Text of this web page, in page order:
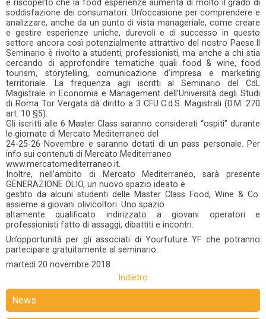
è riscoperto che la food esperienze aumenta di molto il grado di
soddisfazione dei consumatori. Un’occasione per comprendere e
analizzare, anche da un punto di vista manageriale, come creare
e gestire esperienze uniche, durevoli e di successo in questo
settore ancora così potenzialmente attrattivo del nostro Paese.Il
Seminario è rivolto a studenti, professionisti, ma anche a chi stia
cercando di approfondire tematiche quali food & wine, food
tourism, storytelling, comunicazione d’impresa e marketing
territoriale. La frequenza agli iscritti al Seminario del CdL
Magistrale in Economia e Management dell’Università degli Studi
di Roma Tor Vergata dà diritto a 3 CFU C.d.S. Magistrali (D.M. 270
art. 10 §5).
Gli iscritti alle 6 Master Class saranno considerati “ospiti” durante
le giornate di Mercato Mediterraneo del
24-25-26 Novembre e saranno dotati di un pass personale. Per
info sui contenuti di Mercato Mediterraneo
www.mercatomediterraneo.it.
Inoltre, nell’ambito di Mercato Mediterraneo, sarà presente
GENERAZIONE OLIO, un nuovo spazio ideato e
gestito da alcuni studenti delle Master Class Food, Wine & Co.
assieme a giovani olivicoltori. Uno spazio
altamente qualificato indirizzato a giovani operatori e
professionisti fatto di assaggi, dibattiti e incontri.
Un’opportunità per gli associati di Yourfuture YF che potranno
partecipare gratuitamente al seminario.
martedì 20 novembre 2018
Indietro
News